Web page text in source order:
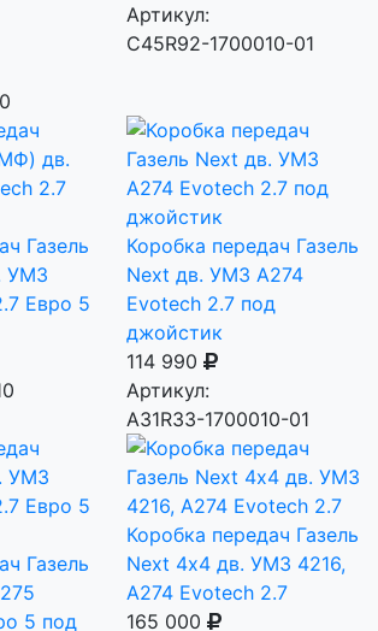
Артикул:
С45R92-1700010-01
Газель
УМЗ
Евро 5
Коробка передач Газель
Next дв. УМЗ А274
Evotech 2.7 под
джойстик
114 990
Артикул:
А31R33-1700010-01
Газель
5 под
Коробка передач Газель
Next 4х4 дв. УМЗ 4216,
А274 Evotech 2.7
165 000